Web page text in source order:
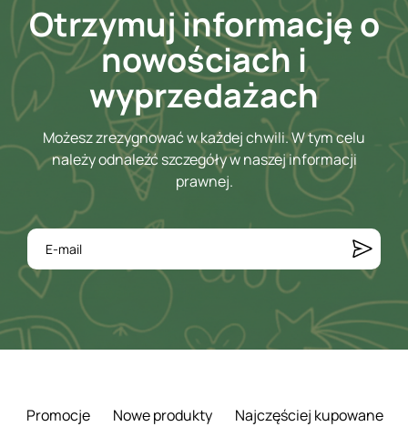
Otrzymuj informację o
nowościach i
wyprzedażach
Możesz zrezygnować w każdej chwili. W tym celu
należy odnaleźć szczegóły w naszej informacji
prawnej.
Promocje Nowe produkty
Najczęściej kupowane